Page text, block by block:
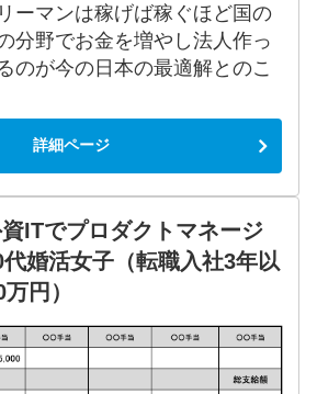
ーマンは稼げば稼ぐほど国の
分野でお金を増やし法人作っ
のが今の日本の最適解とのこ
詳細ページ
ITでプロダクトマネージ
婚活女子（転職入社3年以
円）